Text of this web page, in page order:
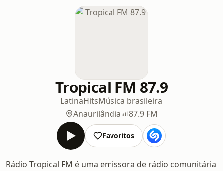
Tropical FM 87.9
LatinaHitsMúsica brasileira
Anaurilândia
87.9 FM
Favoritos
Rádio Tropical FM é uma emissora de rádio comunitária